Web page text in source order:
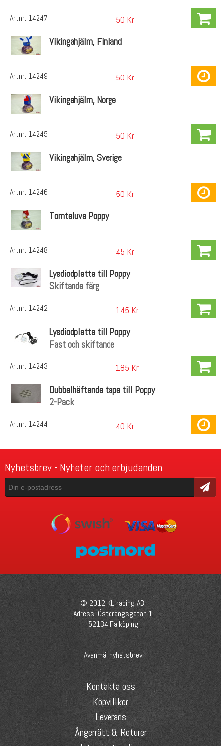
Artnr: 14247 50 Kr
Artnr: 14249
Vikingahjälm, Finland
50 Kr
Artnr: 14245
Vikingahjälm, Norge
50 Kr
Artnr: 14246
Vikingahjälm, Sverige
50 Kr
Artnr: 14248
Tomteluva Poppy
45 Kr
Artnr: 14242
Lysdiodplatta till Poppy
Skiftande färg
145 Kr
Artnr: 14243
Lysdiodplatta till Poppy
Fast och skiftande
185 Kr
Artnr: 14244
Dubbelhäftande tape till Poppy
2-Pack
40 Kr
Nyhetsbrev - Nyheter och erbjudanden
Skicka
© 2012 KL racing AB.
Adress: Österängsgatan 1
52134 Falköping
Avanmäl nyhetsbrev
Kontakta oss
Köpvillkor
Leverans
Ångerrätt & Returer